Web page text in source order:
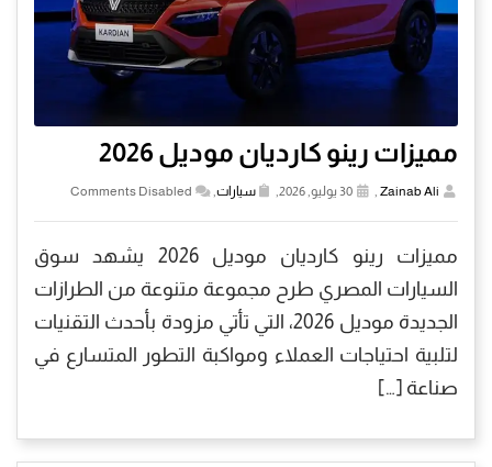
مميزات رينو كارديان موديل 2026
Zainab Ali سيارات Comments Disabled
مميزات رينو كارديان موديل 2026 يشهد سوق
السيارات المصري طرح مجموعة متنوعة من الطرازات
الجديدة موديل 2026، التي تأتي مزودة بأحدث التقنيات
لتلبية احتياجات العملاء ومواكبة التطور المتسارع في
صناعة […]